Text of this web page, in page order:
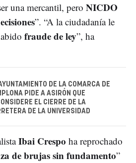
una mercantil, pero NICDO
”. “A la ciudadanía le
fraude de ley”, ha
DE LA COMARCA DE
PIDE A ASIRÓN QUE
EL CIERRE DE LA
DE LA UNIVERSIDAD
Ibai Crespo ha reprochado
de brujas sin fundamento”